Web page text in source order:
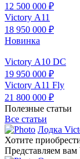
12 500 000 ₽
Victory А11
18 950 000 ₽
Новинка
Victory А10 DC
19 950 000 ₽
Victory А11 Fly
21 800 000 ₽
Полезные статьи
Все статьи
Лодка
Хотите
Представляем